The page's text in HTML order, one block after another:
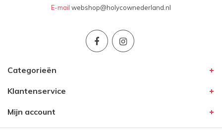
E-mail webshop@holycownederland.nl
Categorieën
Klantenservice
Mijn account